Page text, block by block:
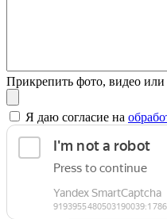
Прикрепить фото, видео
Я даю согласие на